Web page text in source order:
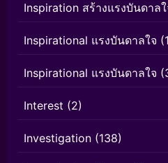
Inspiration สร้างแรงบันดาลใ
Inspirational แรงบันดาลใจ
Inspirational แรงบันดาลใจ
Interest (2)
Investigation (138)